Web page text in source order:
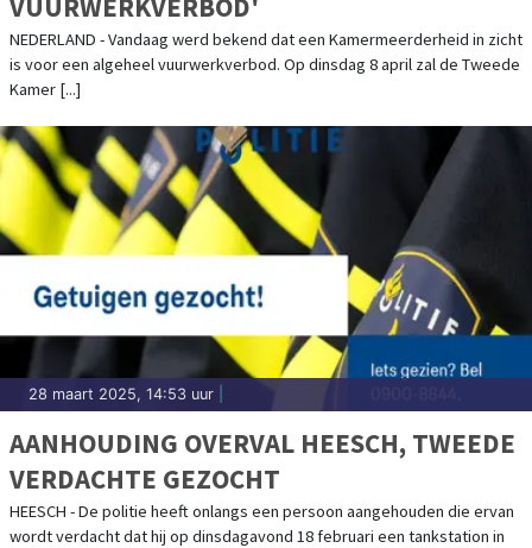
NEDERLAND - Vandaag werd bekend dat een Kamermeerderheid in zicht
is voor een algeheel vuurwerkverbod. Op dinsdag 8 april zal de Tweede
Kamer [...]
28 maart 2025, 14:53 uur
AANHOUDING OVERVAL HEESCH, TWEEDE
VERDACHTE GEZOCHT
HEESCH - De politie heeft onlangs een persoon aangehouden die ervan
wordt verdacht dat hij op dinsdagavond 18 februari een tankstation in